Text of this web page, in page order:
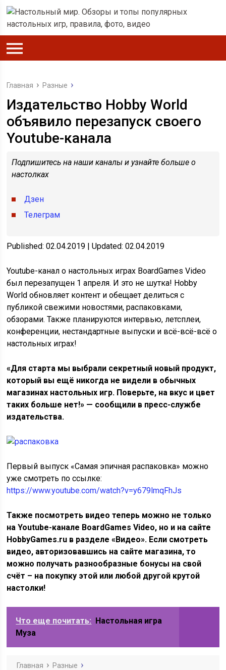
Главная Разные
Издательство Hobby World
объявило перезапуск своего
Youtube-канала
Подпишитесь на наши каналы и узнайте больше о
настолках
Дзен
Телеграм
Published: 02.04.2019 | Updated: 02.04.2019
Youtube-канал о настольных играх BoardGames Video
был перезапущен 1 апреля. И это не шутка! Hobby
World обновляет контент и обещает делиться с
публикой свежими новостями, распаковками,
обзорами. Также планируются интервью, летсплеи,
конференции, нестандартные выпуски и всё-всё-всё о
настольных играх!
«Для старта мы выбрали секретный новый продукт,
который вы ещё никогда не видели в обычных
магазинах настольных игр. Поверьте, на вкус и цвет
таких больше нет!» — сообщили в пресс-службе
издательства.
Первый выпуск «Самая эпичная распаковка» можно
уже смотреть по ссылке:
https://www.youtube.com/watch?v=y679lmqFhJs
Также посмотреть видео теперь можно не только
на Youtube-канале BoardGames Video, но и на сайте
HobbyGames.ru в разделе «Видео». Если смотреть
видео, авторизовавшись на сайте магазина, то
можно получать разнообразные бонусы на свой
счёт – на покупку этой или любой другой крутой
настолки!
Что еще почитать: Настольная игра
Муза
Главная Разные